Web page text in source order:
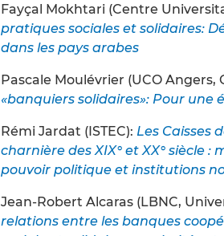
Fayçal Mokhtari (Centre
pratiques sociales et solidaires:
dans les pays arabes
Pascale Moulévrier (UCO Angers,
«banquiers solidaires»: Pour une
Rémi Jardat (ISTEC): Les Caisses
charnière des XIX° et XX° siècle
pouvoir politique et institutions
Jean-Robert Alcaras (LBNC,
relations entre les banques